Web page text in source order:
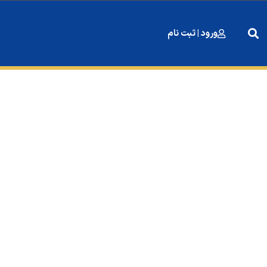
ورود | ثبت نام